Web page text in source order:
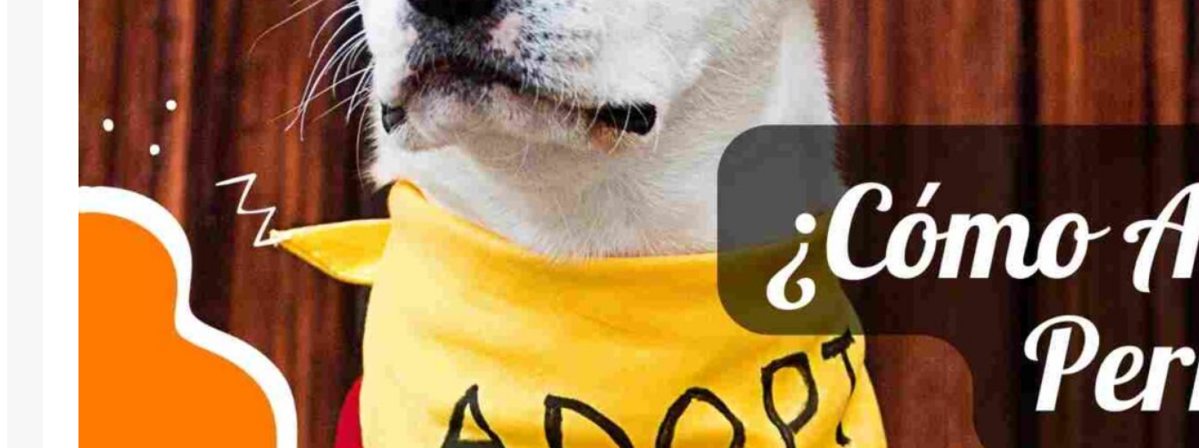
Publicidad
Social Media
TikTok WhatsApp InstagramSpotify YouTube Facebook Twitter
Clic para suscribirte a la revista
Revista